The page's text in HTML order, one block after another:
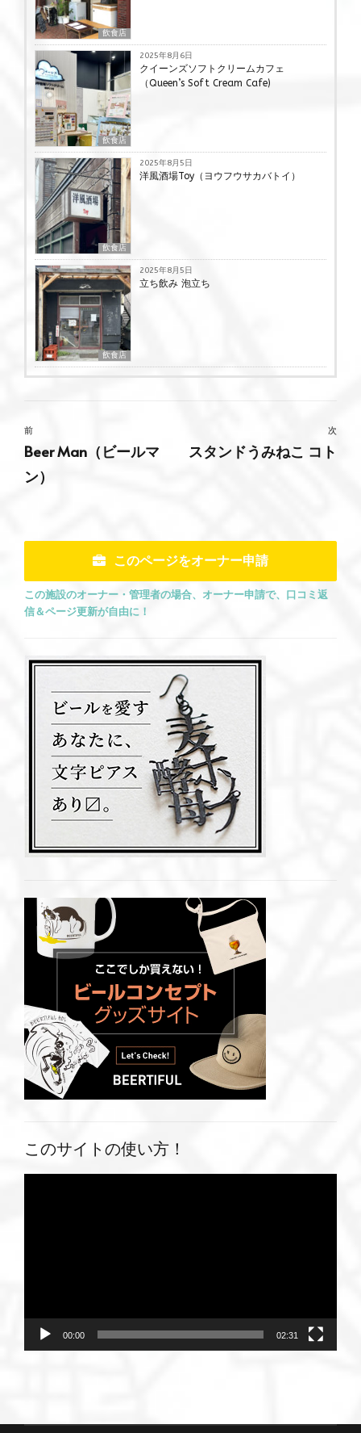
飲食店
飲食店
2025年8月6日
クイーンズソフトクリームカフェ
（Queen’s Soft Cream Cafe)
飲食店
2025年8月5日
洋風酒場Toy（ヨウフウサカバトイ）
飲食店
2025年8月5日
立ち飲み 泡立ち
前
Beer Man（ビールマ
ン）
次
スタンドうみねこ コト
このページをオーナー申請
この施設のオーナー・管理者の場合、オーナー申請で、口コミ返
信＆ページ更新が自由に！
このサイトの使い方！
00:00 02:31